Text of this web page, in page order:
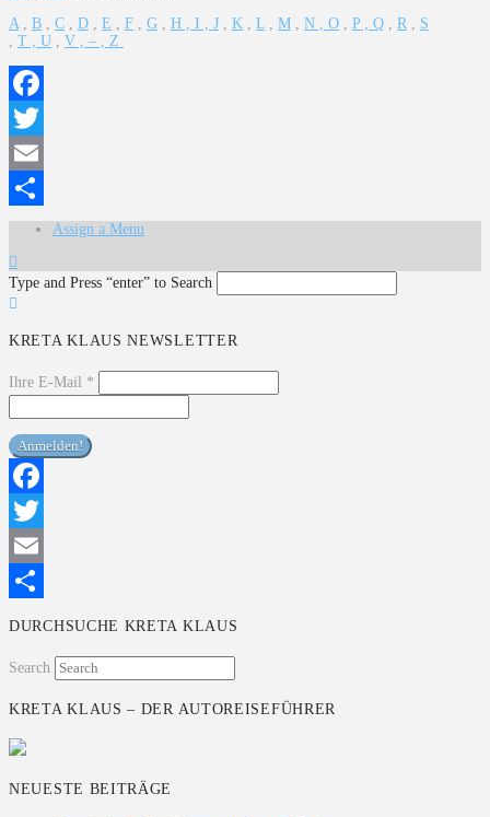
A
B C D E F G H , I , J K L M N , O P , Q R
S
T , U V , – , Z
Facebook
Twitter
Email
Teilen Assign a Menu
Type and Press “enter” to Search
KRETA KLAUS NEWSLETTER
Ihre E-Mail *
Facebook
Twitter
Email
DURCHSUCHE KRETA KLAUS
Search
KRETA KLAUS – DER AUTOREISEFÜHRER
NEUESTE BEITRÄGE